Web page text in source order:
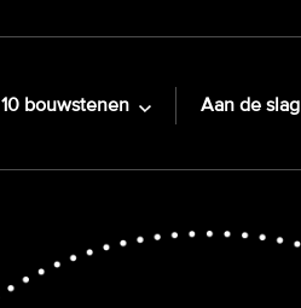
10 bouwstenen Aan de slag